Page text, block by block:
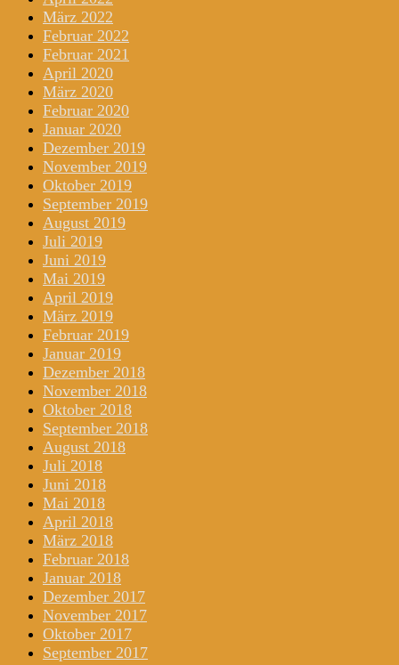
März 2022
Februar 2022
Februar 2021
April 2020
März 2020
Februar 2020
Januar 2020
Dezember 2019
November 2019
Oktober 2019
September 2019
August 2019
Juli 2019
Juni 2019
Mai 2019
April 2019
März 2019
Februar 2019
Januar 2019
Dezember 2018
November 2018
Oktober 2018
September 2018
August 2018
Juli 2018
Juni 2018
Mai 2018
April 2018
März 2018
Februar 2018
Januar 2018
Dezember 2017
November 2017
Oktober 2017
September 2017